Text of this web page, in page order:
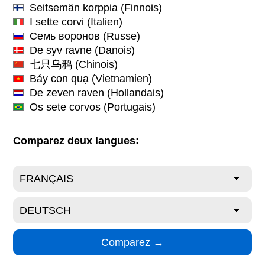
Seitsemän korppia (Finnois)
I sette corvi (Italien)
Семь воронов (Russe)
De syv ravne (Danois)
七只乌鸦 (Chinois)
Bảy con quạ (Vietnamien)
De zeven raven (Hollandais)
Os sete corvos (Portugais)
Comparez deux langues: